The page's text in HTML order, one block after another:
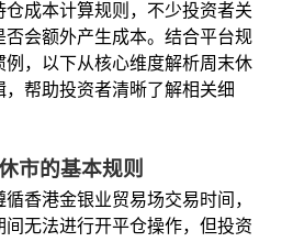
成本计算规则，不少投资者关
会额外产生成本。结合平台规
例，以下从核心维度解析周末休
帮助投资者清晰了解相关细
市的基本规则
香港金银业贸易场交易时间，
无法进行开平仓操作，但投资